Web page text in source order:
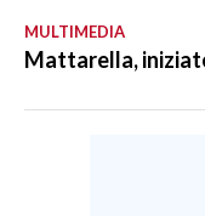
MULTIMEDIA
Mattarella,